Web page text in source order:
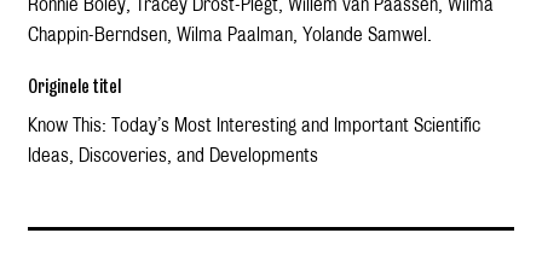
Ronnie Boley, Tracey Drost-Plegt, Willem van Paassen, Wilma
Chappin-Berndsen, Wilma Paalman, Yolande Samwel.
Originele titel
Know This: Today’s Most Interesting and Important Scientific
Ideas, Discoveries, and Developments